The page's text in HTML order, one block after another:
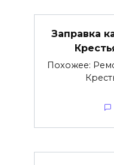
Заправка
Похожее: